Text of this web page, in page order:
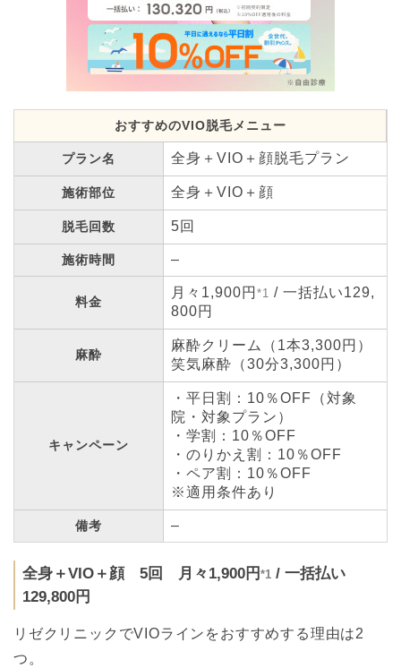
おすすめのVIO脱毛メニュー
プラン名 全身＋VIO＋顔脱毛プラン
施術部位 全身＋VIO＋顔
脱毛回数 5回
施術時間 –
料金
月々1,900円 *1 / 一括払い129,
800円
麻酔
麻酔クリーム（1本3,300円）
笑気麻酔（30分3,300円）
キャンペーン
・平日割：10％OFF（対象
院・対象プラン）
・学割：10％OFF
・のりかえ割：10％OFF
・ペア割：10％OFF
※適用条件あり
備考 –
全身＋VIO＋顔 5回 月々1,900円 *1 / 一括払い
129,800円
リゼクリニックでVIOラインをおすすめする理由は2
つ。